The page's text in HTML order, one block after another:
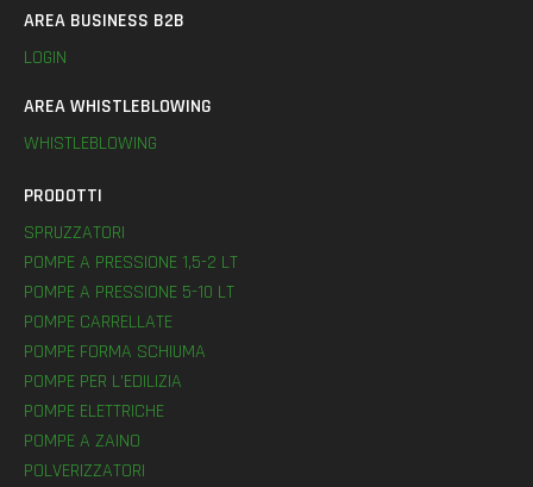
AREA BUSINESS B2B
LOGIN
AREA WHISTLEBLOWING
WHISTLEBLOWING
PRODOTTI
SPRUZZATORI
POMPE A PRESSIONE 1,5-2 LT
POMPE A PRESSIONE 5-10 LT
POMPE CARRELLATE
POMPE FORMA SCHIUMA
POMPE PER L’EDILIZIA
POMPE ELETTRICHE
POMPE A ZAINO
POLVERIZZATORI